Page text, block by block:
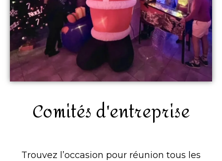
Comités d'entreprise
Trouvez l’occasion pour réunion tous les